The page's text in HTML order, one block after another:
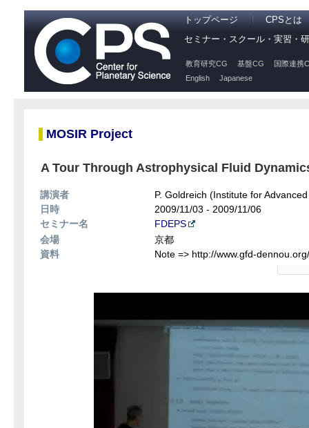
トップページ
CPSとは
セミナー・スクール・実習・
教育研究CG 基盤CG
国際連携
English
Japanese
MOSIR Project
A Tour Through Astrophysical Fluid
講演者
P. Goldreich (Institute for
日時
2009/11/03 - 2009/11/06
セミナー名
FDEPS
会場
京都
資料
Note => http://www.gfd-